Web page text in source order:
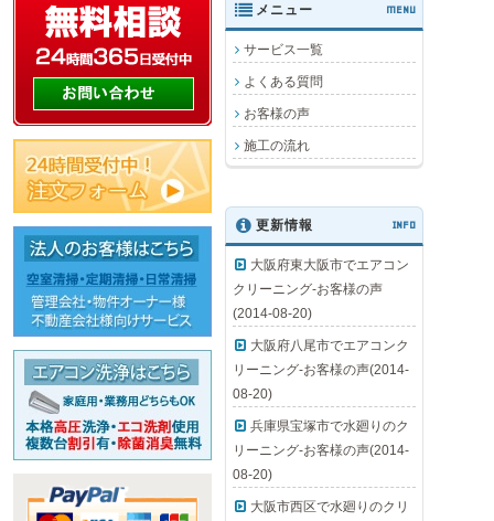
メニュー MENU
サービス一覧
よくある質問
お客様の声
施工の流れ
更新情報 INFO
大阪府東大阪市でエアコン
クリーニング-お客様の声
(2014-08-20)
大阪府八尾市でエアコンク
リーニング-お客様の声(2014-
08-20)
兵庫県宝塚市で水廻りのク
リーニング-お客様の声(2014-
08-20)
大阪市西区で水廻りのクリ